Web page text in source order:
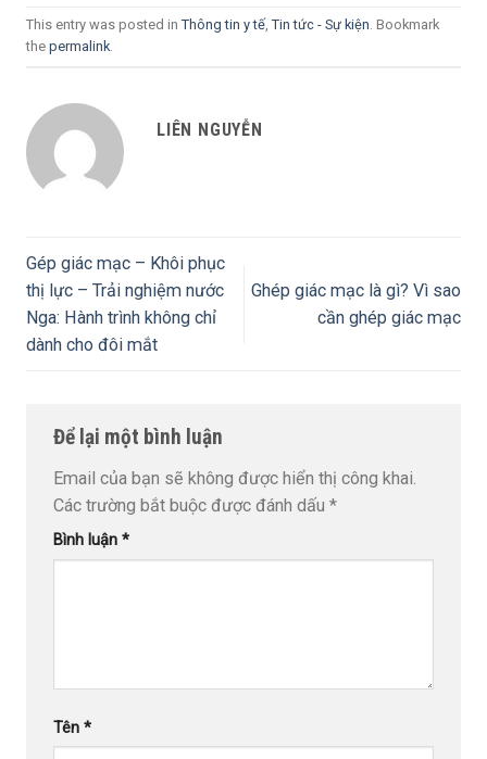
This entry was posted inThông tin y tế,Tin tức - Sự kiện. Bookmark
the permalink.
LIÊN NGUYỄN
Gép giác mạc – Khôi phục
thị lực – Trải nghiệm nước
Nga: Hành trình không chỉ
dành cho đôi mắt
Ghép giác mạc là gì? Vì sao
cần ghép giác mạc
Để lại một bình luận
Email của bạn sẽ không được hiển thị công khai.
Các trường bắt buộc được đánh dấu *
Bình luận *
Tên *